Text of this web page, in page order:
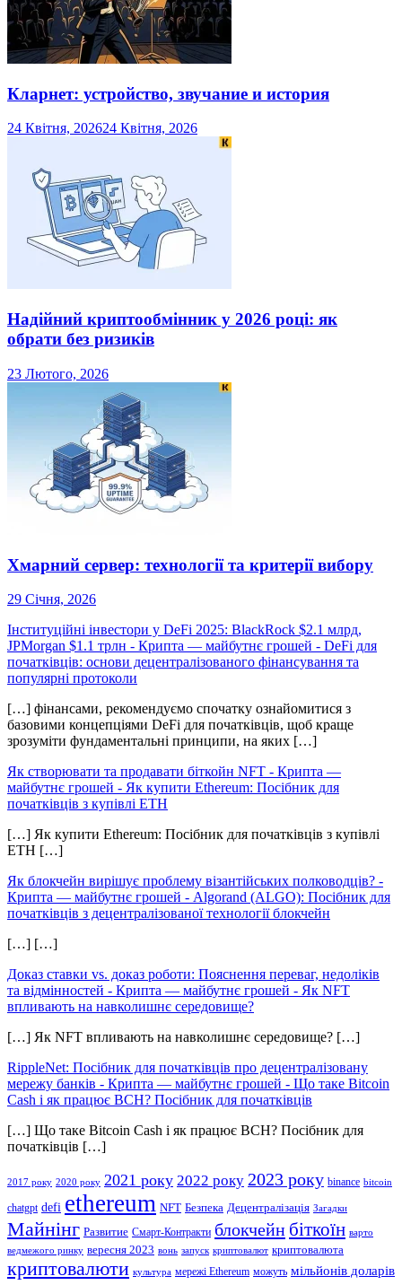
Кларнет: устройство, звучание и история
24 Квітня, 202624 Квітня, 2026
Надійний криптообмінник у 2026 році: як
обрати без ризиків
23 Лютого, 2026
Хмарний сервер: технології та критерії вибору
29 Січня, 2026
Інституційні інвестори у DeFi 2025: BlackRock $2.1 млрд,
JPMorgan $1.1 трлн - Крипта — майбутнє грошей - DeFi для
початківців: основи децентралізованого фінансування та
популярні протоколи
[…] фінансами, рекомендуємо спочатку ознайомитися з
базовими концепціями DeFi для початківців, щоб краще
зрозуміти фундаментальні принципи, на яких […]
Як створювати та продавати біткойн NFT - Крипта —
майбутнє грошей - Як купити Ethereum: Посібник для
початківців з купівлі ETH
[…] Як купити Ethereum: Посібник для початківців з купівлі
ETH […]
Як блокчейн вирішує проблему візантійських полководців? -
Крипта — майбутнє грошей - Algorand (ALGO): Посібник для
початківців з децентралізованої технології блокчейн
[…] […]
Доказ ставки vs. доказ роботи: Пояснення переваг, недоліків
та відмінностей - Крипта — майбутнє грошей - Як NFT
впливають на навколишнє середовище?
[…] Як NFT впливають на навколишнє середовище? […]
RippleNet: Посібник для початківців про децентралізовану
мережу банків - Крипта — майбутнє грошей - Що таке Bitcoin
Cash і як працює BCH? Посібник для початківців
[…] Що таке Bitcoin Cash і як працює BCH? Посібник для
початківців […]
2017 року 2020 року 2021 року 2022 року 2023 року binance bitcoin
chatgpt defi ethereum NFT Безпека Децентралізація Загадки
Майнінг Развитие Смарт-Контракти блокчейн біткоїн варто
ведмежого ринку вересня 2023 вонь запуск криптовалют криптовалюта
криптовалюти культура мережі Ethereum можуть мільйонів доларів